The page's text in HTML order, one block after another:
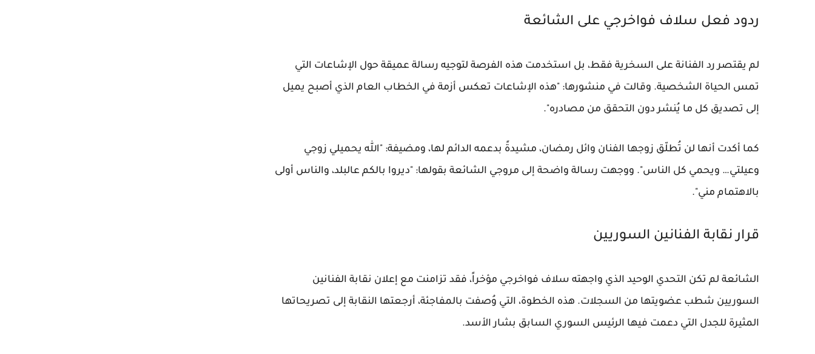
ردود فعل سلاف فواخرجي على الشائعة
لم يقتصر رد الفنانة على السخرية فقط، بل استخدمت هذه الفرصة لتوجيه رسالة عميقة حول الإشاعات التي
تمس الحياة الشخصية. وقالت في منشورها: "هذه الإشاعات تعكس أزمة في الخطاب العام الذي أصبح يميل
إلى تصديق كل ما يُنشر دون التحقق من مصادره".
كما أكدت أنها لن تُطلّق زوجها الفنان وائل رمضان، مشيدةً بدعمه الدائم لها، ومضيفة: "الله يحميلي زوجي
وعيلتي… ويحمي كل الناس". ووجهت رسالة واضحة إلى مروجي الشائعة بقولها: "ديروا بالكم عالبلد، والناس أولى
بالاهتمام مني".
قرار نقابة الفنانين السوريين
الشائعة لم تكن التحدي الوحيد الذي واجهته سلاف فواخرجي مؤخراً، فقد تزامنت مع إعلان نقابة الفنانين
السوريين شطب عضويتها من السجلات. هذه الخطوة، التي وُصفت بالمفاجئة، أرجعتها النقابة إلى تصريحاتها
المثيرة للجدل التي دعمت فيها الرئيس السوري السابق بشار الأسد.